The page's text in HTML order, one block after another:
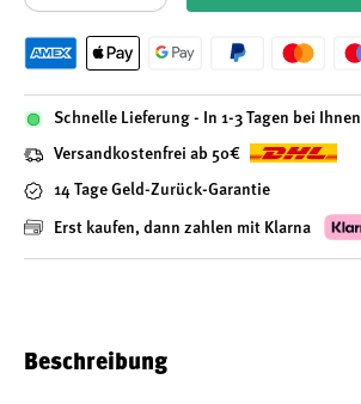
Schnelle Lieferung - In 1-3 Tagen bei Ihnen
Versandkostenfrei ab 50€
14 Tage Geld-Zurück-Garantie
Erst kaufen, dann zahlen mit Klarna
Beschreibung